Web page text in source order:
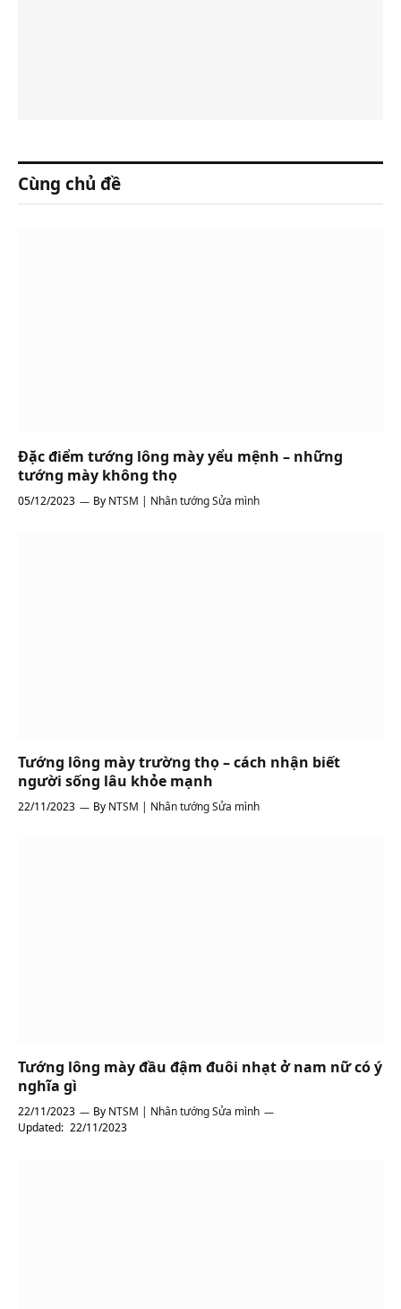
Cùng chủ đề
Đặc điểm tướng lông mày yểu mệnh – những
tướng mày không thọ
05/12/2023 By NTSM | Nhân tướng Sửa mình
Tướng lông mày trường thọ – cách nhận biết
người sống lâu khỏe mạnh
22/11/2023 By NTSM | Nhân tướng Sửa mình
Tướng lông mày đầu đậm đuôi nhạt ở nam nữ có ý
nghĩa gì
22/11/2023 By NTSM | Nhân tướng Sửa mình
Updated: 22/11/2023